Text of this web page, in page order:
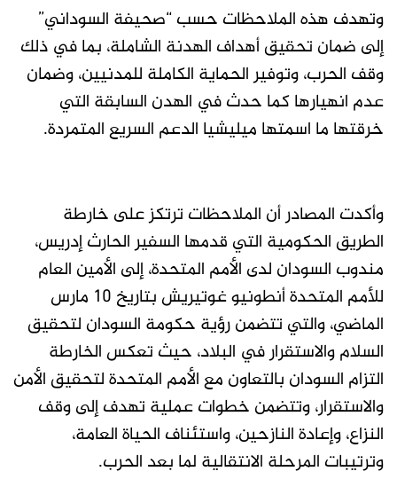
وتهدف هذه الملاحظات حسب “صحيفة السوداني”
إلى ضمان تحقيق أهداف الهدنة الشاملة، بما في ذلك
وقف الحرب، وتوفير الحماية الكاملة للمدنيين، وضمان
عدم انهيارها كما حدث في الهدن السابقة التي
خرقتها ما اسمتها ميليشيا الدعم السريع المتمردة.
وأكدت المصادر أن الملاحظات ترتكز على خارطة
الطريق الحكومية التي قدمها السفير الحارث إدريس،
مندوب السودان لدى الأمم المتحدة، إلى الأمين العام
للأمم المتحدة أنطونيو غوتيريش بتاريخ 10 مارس
الماضي، والتي تتضمن رؤية حكومة السودان لتحقيق
السلام والاستقرار في البلاد، حيث تعكس الخارطة
التزام السودان بالتعاون مع الأمم المتحدة لتحقيق الأمن
والاستقرار، وتتضمن خطوات عملية تهدف إلى وقف
النزاع، وإعادة النازحين، واستئناف الحياة العامة،
وترتيبات المرحلة الانتقالية لما بعد الحرب.